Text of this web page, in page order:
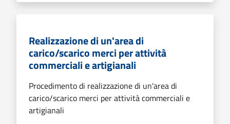
Realizzazione di un'area di
carico/scarico merci per attività
commerciali e artigianali
Procedimento di realizzazione di un'area di
carico/scarico merci per attività commerciali e
artigianali